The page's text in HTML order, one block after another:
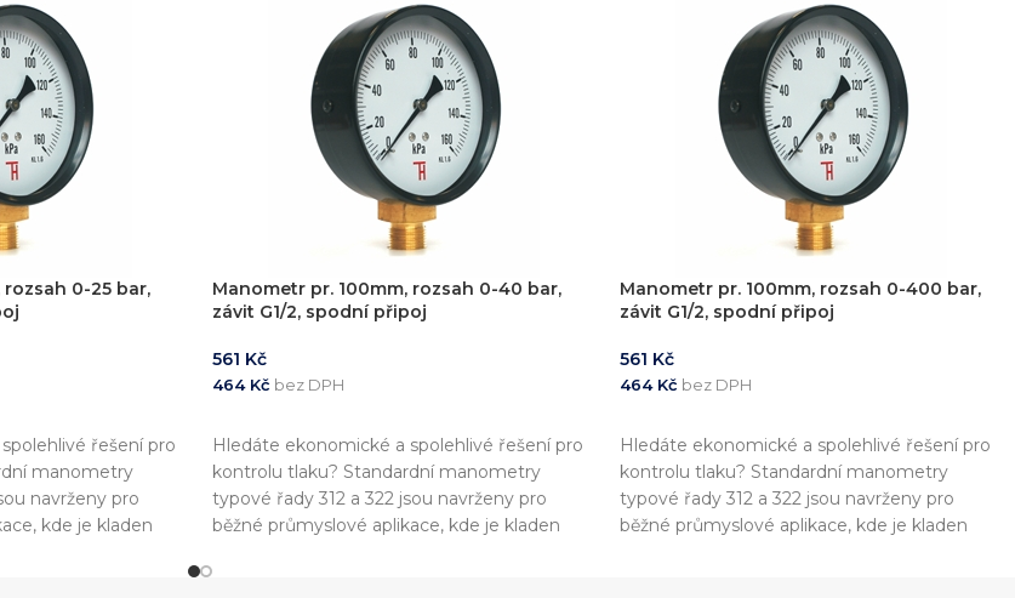
0-25 bar,
řešení pro
manometry
navrženy pro
kde je kladen
Manometr pr. 100mm, rozsah 0-40 bar,
závit G1/2, spodní připoj
561 Kč
464 Kč bez DPH
Hledáte ekonomické a spolehlivé řešení pro
kontrolu tlaku? Standardní manometry
typové řady 312 a 322 jsou navrženy pro
běžné průmyslové aplikace, kde je kladen
Manometr pr. 100mm, rozsah 0-400 bar,
závit G1/2, spodní připoj
561 Kč
464 Kč bez DPH
Hledáte ekonomické a spolehlivé řešení pro
kontrolu tlaku? Standardní manometry
typové řady 312 a 322 jsou navrženy pro
běžné průmyslové aplikace, kde je kladen